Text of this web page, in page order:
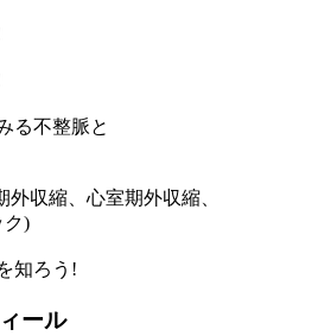
る不整脈と
収縮、心室期外収縮、
)
知ろう!
ール